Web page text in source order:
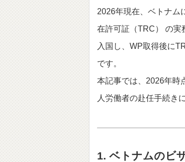
2026年現在、ベトナム
在許可証（TRC） の実
入国し、WP取得後に
です。
本記事では、2026年時
人労働者の赴任手続き
1. ベトナムのビ